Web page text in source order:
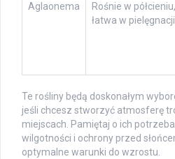
Aglaonema
Rośnie w
łatwa w
Te rośliny będą doskonałym
jeśli chcesz stworzyć atmosferę
miejscach. Pamiętaj o ich
wilgotności i ochrony przed
optymalne warunki do wzrostu.